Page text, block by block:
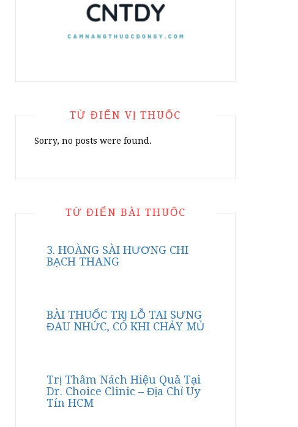
TỪ ĐIỂN VỊ THUỐC
Sorry, no posts were found.
TỪ ĐIỂN BÀI THUỐC
3. HOÀNG SÀI HƯƠNG CHI
BẠCH THANG
BÀI THUỐC TRỊ LỖ TAI SƯNG
ĐAU NHỨC, CÓ KHI CHẢY MỦ
Trị Thâm Nách Hiệu Quả Tại
Dr. Choice Clinic – Địa Chỉ Uy
Tín HCM